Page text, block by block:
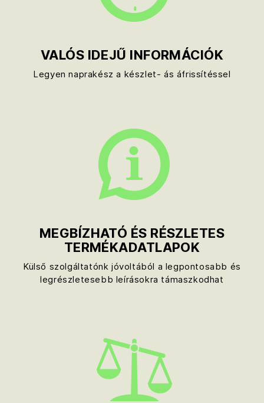
VALÓS IDEJŰ INFORMÁCIÓK
Legyen naprakész a készlet- ás áfrissítéssel
MEGBÍZHATÓ ÉS RÉSZLETES
TERMÉKADATLAPOK
Külső szolgáltatónk jóvoltából a legpontosabb és
legrészletesebb leírásokra támaszkodhat